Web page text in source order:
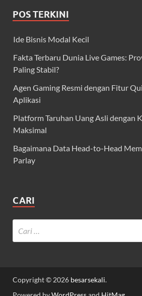
POS TERKINI
Ide Bisnis Modal Kecil
Fakta Terbaru Dunia Live Games:
Paling Stabil?
Agen Gaming Resmi dengan Fitur
Aplikasi
Platform Taruhan Uang Asli dengan
Maksimal
Bagaimana Data Head-to-Head
Parlay
CARI
Copyright © 2026 besarsekali.